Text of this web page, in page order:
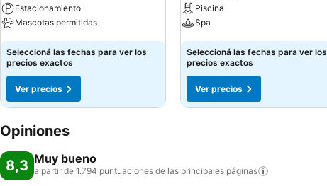
Estacionamiento
Mascotas permitidas
Ver precios
Seleccioná las fechas para ver los
precios exactos
Ver precios
Piscina
Spa
Ver precios
Seleccioná las fechas para ver los
precios exactos
Ver precios
Opiniones
8,3 Muy bueno
a partir de 1.794 puntuaciones de las principales páginas